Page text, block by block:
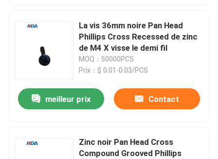
La vis 36mm noire Pan Head
Phillips Cross Recessed de zinc
de M4 X visse le demi fil
MOQ：50000PCS
Prix：$ 0.01-0.03/PCS
meilleur prix Contact
Zinc noir Pan Head Cross
Compound Grooved Phillips